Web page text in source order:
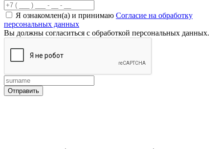
Я ознакомлен(а) и принимаю Согласие на обработку
персональных данных
Вы должны согласиться с обработкой персональных данных.